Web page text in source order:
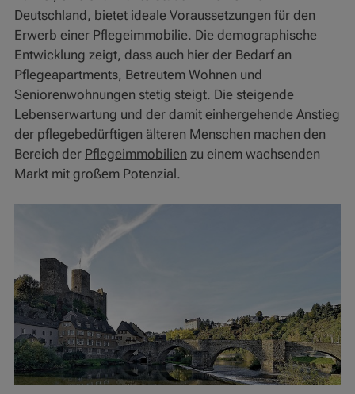
Deutschland, bietet ideale Voraussetzungen für den
Erwerb einer Pflegeimmobilie. Die demographische
Entwicklung zeigt, dass auch hier der Bedarf an
Pflegeapartments, Betreutem Wohnen und
Seniorenwohnungen stetig steigt. Die steigende
Lebenserwartung und der damit einhergehende Anstieg
der pflegebedürftigen älteren Menschen machen den
Bereich der Pflegeimmobilien zu einem wachsenden
Markt mit großem Potenzial.